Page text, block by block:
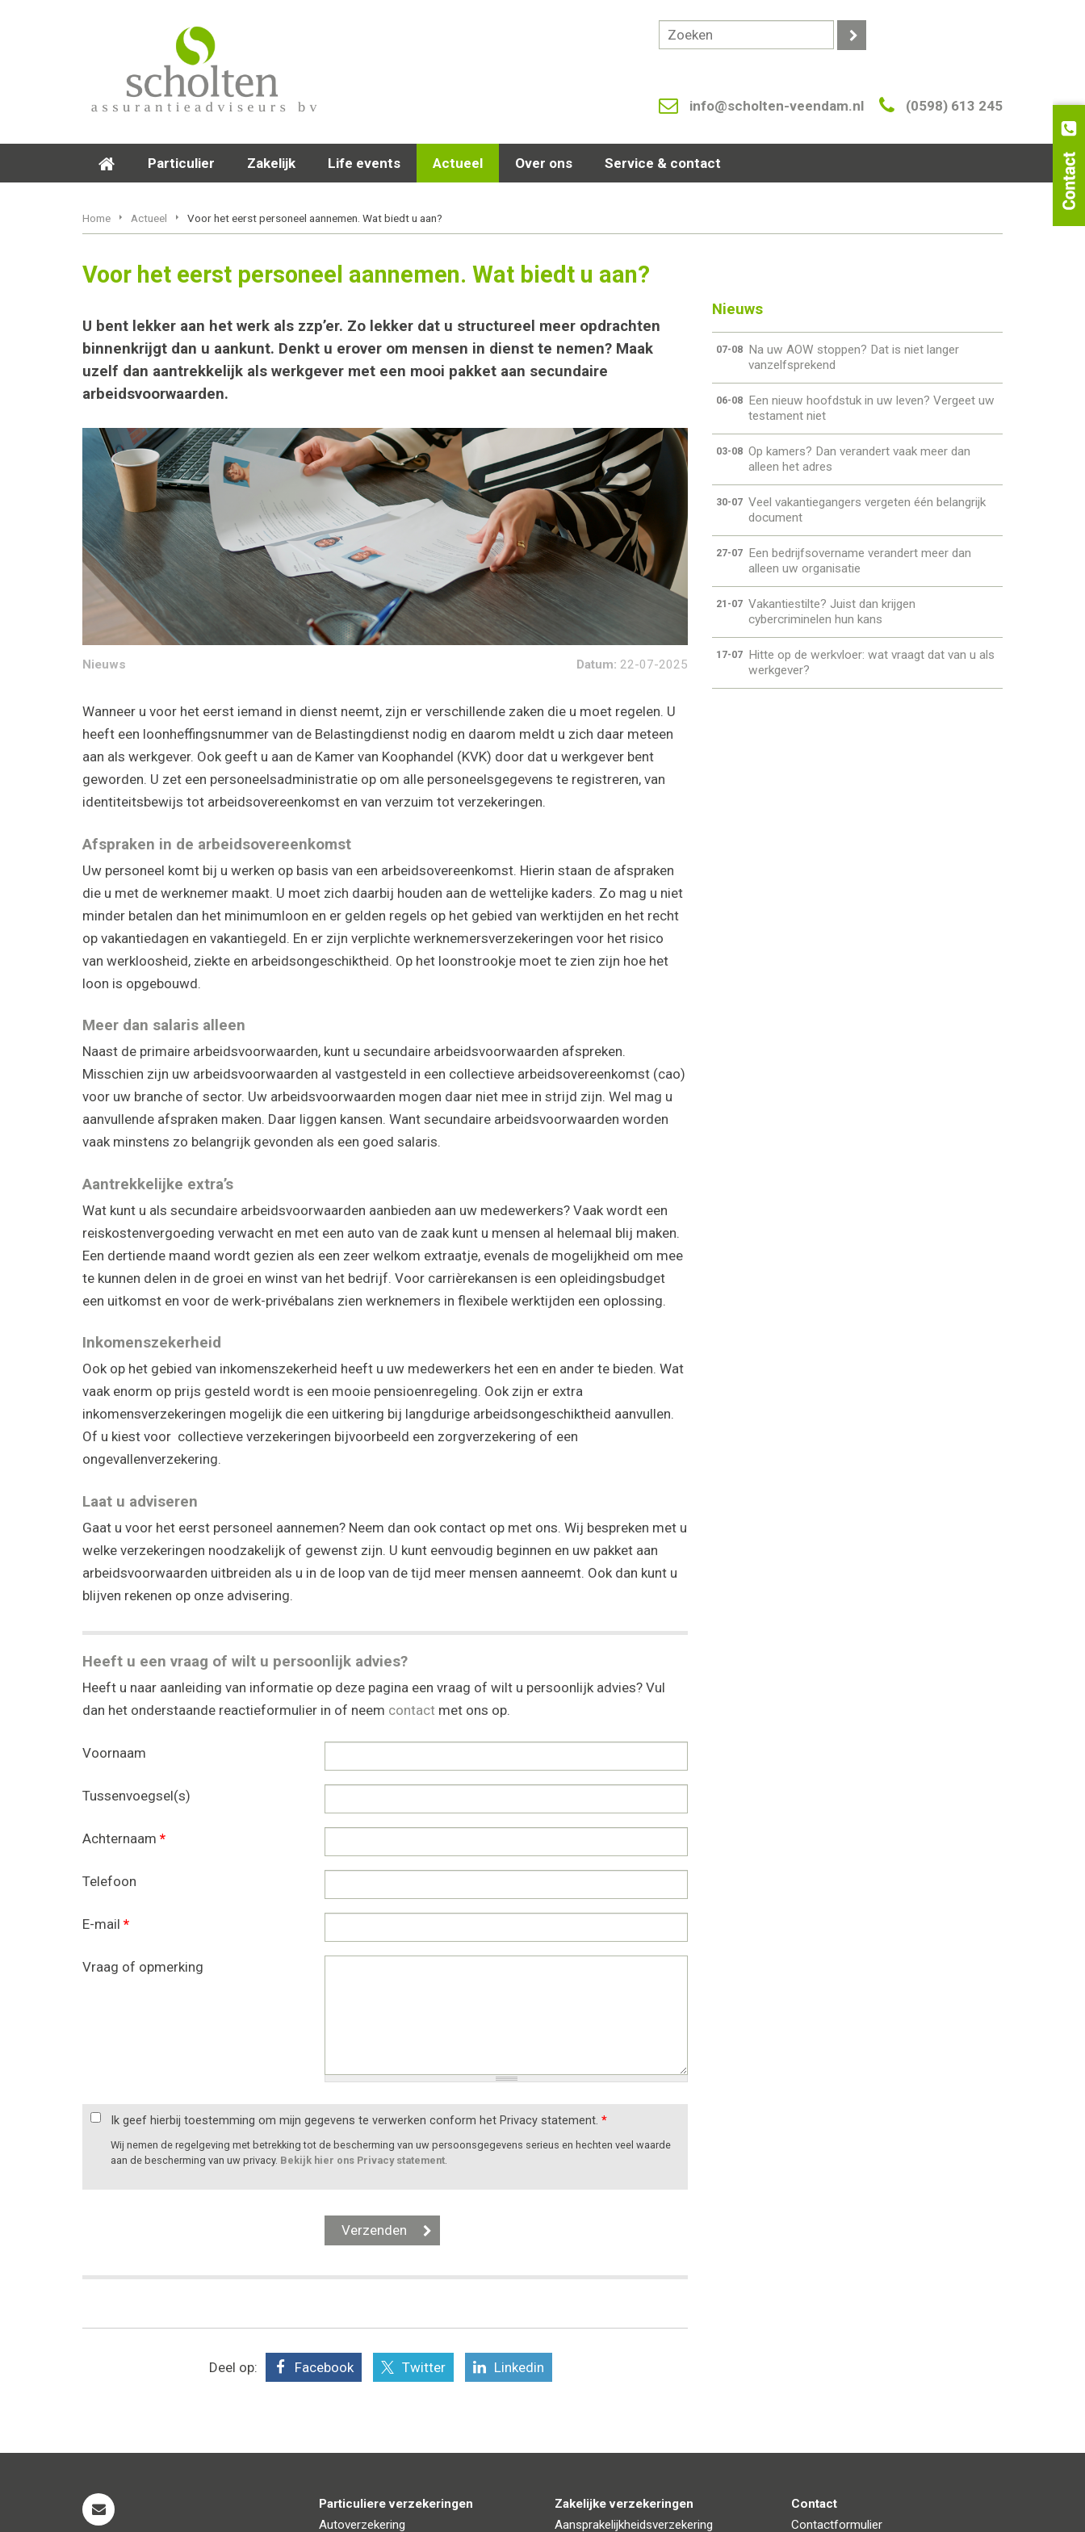
info@scholten-veendam.nl (0598) 613 245
Particulier Zakelijk Life events Actueel Over ons Service & contact
Home Actueel Voor het eerst personeel aannemen. Wat biedt u aan?
Voor het eerst personeel aannemen. Wat biedt u aan?
U bent lekker aan het werk als zzp’er. Zo lekker dat u structureel meer opdrachten
binnenkrijgt dan u aankunt. Denkt u erover om mensen in dienst te nemen? Maak
uzelf dan aantrekkelijk als werkgever met een mooi pakket aan secundaire
arbeidsvoorwaarden.
Nieuws Datum: 22-07-2025
Wanneer u voor het eerst iemand in dienst neemt, zijn er verschillende zaken die u moet regelen. U
heeft een loonheffingsnummer van de Belastingdienst nodig en daarom meldt u zich daar meteen
aan als werkgever. Ook geeft u aan de Kamer van Koophandel (KVK) door dat u werkgever bent
geworden. U zet een personeelsadministratie op om alle personeelsgegevens te registreren, van
identiteitsbewijs tot arbeidsovereenkomst en van verzuim tot verzekeringen.
Afspraken in de arbeidsovereenkomst
Uw personeel komt bij u werken op basis van een arbeidsovereenkomst. Hierin staan de afspraken
die u met de werknemer maakt. U moet zich daarbij houden aan de wettelijke kaders. Zo mag u niet
minder betalen dan het minimumloon en er gelden regels op het gebied van werktijden en het recht
op vakantiedagen en vakantiegeld. En er zijn verplichte werknemersverzekeringen voor het risico
van werkloosheid, ziekte en arbeidsongeschiktheid. Op het loonstrookje moet te zien zijn hoe het
loon is opgebouwd.
Meer dan salaris alleen
Naast de primaire arbeidsvoorwaarden, kunt u secundaire arbeidsvoorwaarden afspreken.
Misschien zijn uw arbeidsvoorwaarden al vastgesteld in een collectieve arbeidsovereenkomst (cao)
voor uw branche of sector. Uw arbeidsvoorwaarden mogen daar niet mee in strijd zijn. Wel mag u
aanvullende afspraken maken. Daar liggen kansen. Want secundaire arbeidsvoorwaarden worden
vaak minstens zo belangrijk gevonden als een goed salaris.
Aantrekkelijke extra’s
Wat kunt u als secundaire arbeidsvoorwaarden aanbieden aan uw medewerkers? Vaak wordt een
reiskostenvergoeding verwacht en met een auto van de zaak kunt u mensen al helemaal blij maken.
Een dertiende maand wordt gezien als een zeer welkom extraatje, evenals de mogelijkheid om mee
te kunnen delen in de groei en winst van het bedrijf. Voor carrièrekansen is een opleidingsbudget
een uitkomst en voor de werk-privébalans zien werknemers in flexibele werktijden een oplossing.
Inkomenszekerheid
Ook op het gebied van inkomenszekerheid heeft u uw medewerkers het een en ander te bieden. Wat
vaak enorm op prijs gesteld wordt is een mooie pensioenregeling. Ook zijn er extra
inkomensverzekeringen mogelijk die een uitkering bij langdurige arbeidsongeschiktheid aanvullen.
Of u kiest voor collectieve verzekeringen bijvoorbeeld een zorgverzekering of een
ongevallenverzekering.
Laat u adviseren
Gaat u voor het eerst personeel aannemen? Neem dan ook contact op met ons. Wij bespreken met u
welke verzekeringen noodzakelijk of gewenst zijn. U kunt eenvoudig beginnen en uw pakket aan
arbeidsvoorwaarden uitbreiden als u in de loop van de tijd meer mensen aanneemt. Ook dan kunt u
blijven rekenen op onze advisering.
Heeft u een vraag of wilt u persoonlijk advies?
Heeft u naar aanleiding van informatie op deze pagina een vraag of wilt u persoonlijk advies? Vul
dan het onderstaande reactieformulier in of neem contact met ons op.
Voornaam
Tussenvoegsel(s)
Achternaam *
Telefoon
E-mail *
Vraag of opmerking
Ik geef hierbij toestemming om mijn gegevens te verwerken conform het Privacy statement. *
Wij nemen de regelgeving met betrekking tot de bescherming van uw persoonsgegevens serieus en hechten veel waarde
aan de bescherming van uw privacy. Bekijk hier ons Privacy statement.
Deel op: Facebook Twitter Linkedin
Nieuws
07-08 Na uw AOW stoppen? Dat is niet langer
vanzelfsprekend
06-08 Een nieuw hoofdstuk in uw leven? Vergeet uw
testament niet
03-08 Op kamers? Dan verandert vaak meer dan
alleen het adres
30-07 Veel vakantiegangers vergeten één belangrijk
document
27-07 Een bedrijfsovername verandert meer dan
alleen uw organisatie
21-07 Vakantiestilte? Juist dan krijgen
cybercriminelen hun kans
17-07 Hitte op de werkvloer: wat vraagt dat van u als
werkgever?
Particuliere verzekeringen
Autoverzekering
Zakelijke verzekeringen
Aansprakelijkheidsverzekering
Contact
Contactformulier